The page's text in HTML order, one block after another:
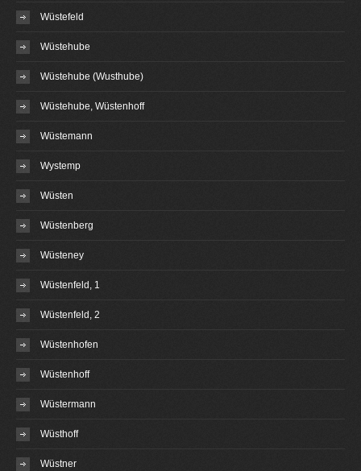
Wüstefeld
Wüstehube
Wüstehube (Wusthube)
Wüstehube, Wüstenhoff
Wüstemann
Wystemp
Wüsten
Wüstenberg
Wüsteney
Wüstenfeld, 1
Wüstenfeld, 2
Wüstenhofen
Wüstenhoff
Wüstermann
Wüsthoff
Wüstner